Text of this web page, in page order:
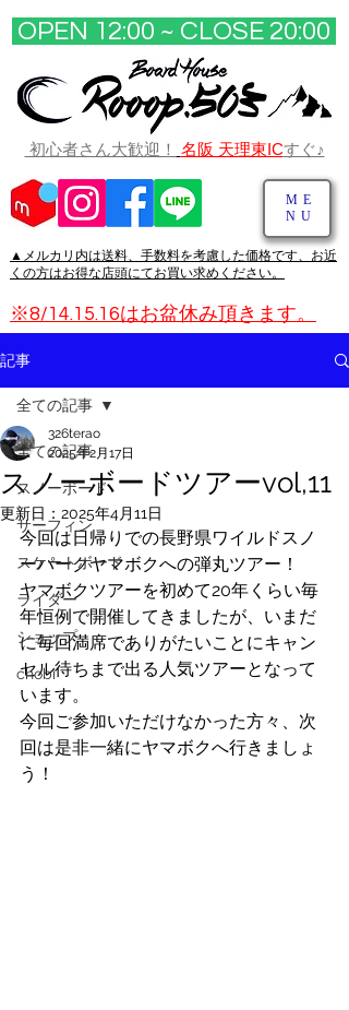
OPEN 12:00 ~ CLOSE 20:00​
初心者さん大歓迎！ 名阪 天理東ICすぐ♪
▲メルカリ 内は送料、手数料を考慮した価格です、お近
くの方はお得な店頭にてお買い求めください。
※8/14.15.16はお盆休み頂きます。
ME
NU
記事
全ての記事
スノーボード
サーフィン
スケートボード
ライダー
ショップ
chobi
全ての記事
スノーボードツアーvol,11
326terao
2025年2月17日
更新日： 2025年4月11日
今回は日帰りでの長野県ワイルドスノ
ーパークヤマボクへの弾丸ツアー！
ヤマボクツアーを初めて20年くらい毎
年恒例で開催してきましたが、いまだ
に毎回満席でありがたいことにキャン
セル待ちまで出る人気ツアーとなって
います。
今回ご参加いただけなかった方々、次
回は是非一緒にヤマボクへ行きましょ
う！